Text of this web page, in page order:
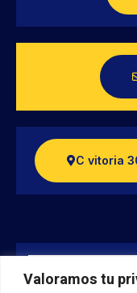
Valoramos tu
C vitoria